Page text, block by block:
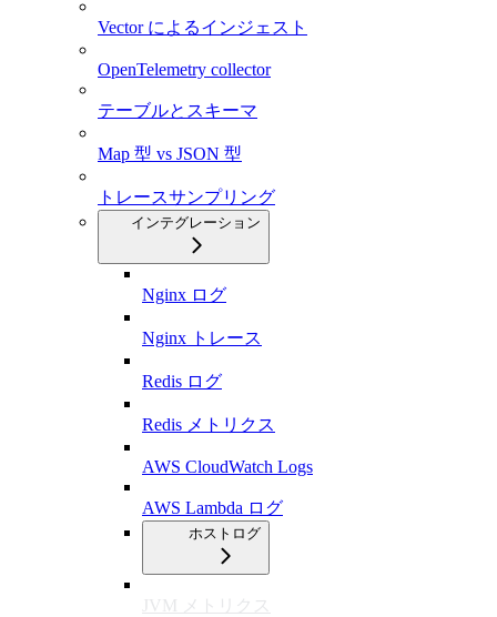
Vector によるインジェスト
OpenTelemetry collector
テーブルとスキーマ
Map 型 vs JSON 型
トレースサンプリング
インテグレーション
Nginx ログ
Nginx トレース
Redis ログ
Redis メトリクス
AWS CloudWatch Logs
AWS Lambda ログ
ホストログ
JVM メトリクス